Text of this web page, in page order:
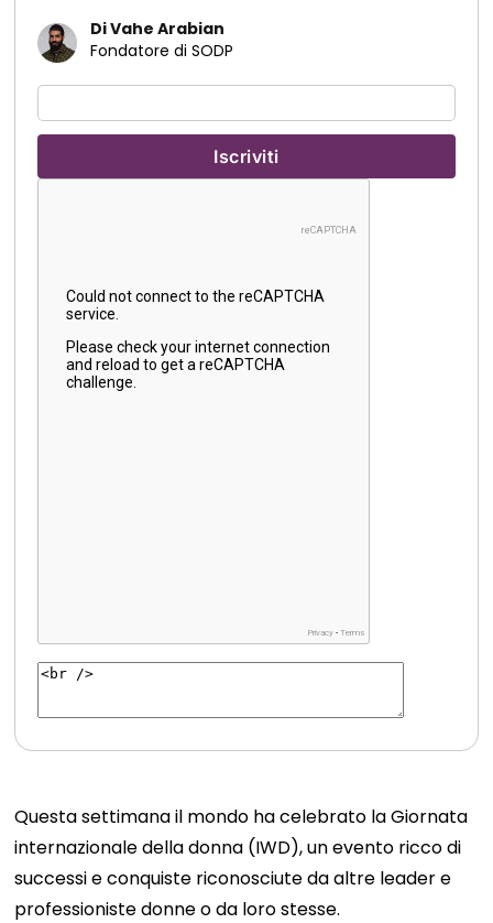
Di Vahe Arabian
Fondatore di SODP
Questa settimana il mondo ha celebrato la Giornata
internazionale della donna (IWD), un evento ricco di
successi e conquiste riconosciute da altre leader e
professioniste donne o da loro stesse.